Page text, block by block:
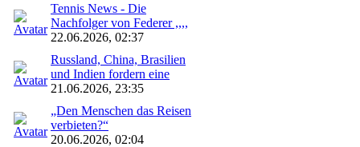
Tennis News - Die
Nachfolger von Federer ,,,,
22.06.2026, 02:37
Russland, China, Brasilien
und Indien fordern eine
21.06.2026, 23:35
„Den Menschen das Reisen
verbieten?“
20.06.2026, 02:04